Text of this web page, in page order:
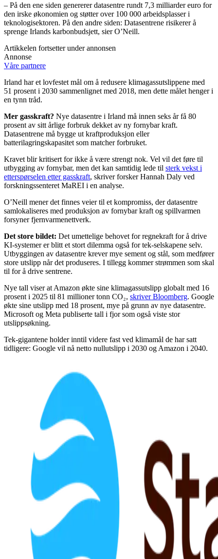
– På den ene siden genererer datasentre rundt 7,3 milliarder euro for
den irske økonomien og støtter over 100 000 arbeidsplasser i
teknologisektoren. På den andre siden: Datasentrene risikerer å
sprenge Irlands karbonbudsjett, sier O’Neill.
Artikkelen fortsetter under annonsen
Annonse
Våre partnere
Irland har et lovfestet mål om å redusere klimagassutslippene med
51 prosent i 2030 sammenlignet med 2018, men dette målet henger i
en tynn tråd.
Mer gasskraft? Nye datasentre i Irland må innen seks år få 80
prosent av sitt årlige forbruk dekket av ny fornybar kraft.
Datasentrene må bygge ut kraftproduksjon eller
batterilagringskapasitet som matcher forbruket.
Kravet blir kritisert for ikke å være strengt nok. Vel vil det føre til
utbygging av fornybar, men det kan samtidig lede til sterk vekst i
etterspørselen etter gasskraft, skriver forsker Hannah Daly ved
forskningssenteret MaREI i en analyse.
O’Neill mener det finnes veier til et kompromiss, der datasentre
samlokaliseres med produksjon av fornybar kraft og spillvarmen
forsyner fjernvarmenettverk.
Det store bildet: Det umettelige behovet for regnekraft for å drive
KI-systemer er blitt et stort dilemma også for tek-selskapene selv.
Utbyggingen av datasentre krever mye sement og stål, som medfører
store utslipp når det produseres. I tillegg kommer strømmen som skal
til for å drive sentrene.
Nye tall viser at Amazon økte sine klimagassutslipp globalt med 16
prosent i 2025 til 81 millioner tonn CO₂, skriver Bloomberg. Google
økte sine utslipp med 18 prosent, mye på grunn av nye datasentre.
Microsoft og Meta publiserte tall i fjor som også viste stor
utslippsøkning.
Tek-gigantene holder inntil videre fast ved klimamål de har satt
tidligere: Google vil nå netto nullutslipp i 2030 og Amazon i 2040.